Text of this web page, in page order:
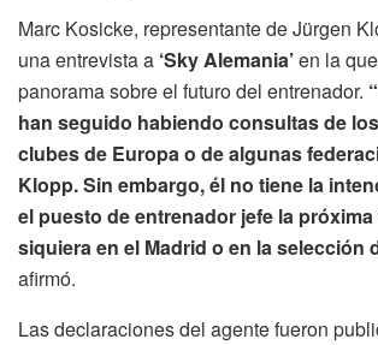
Marc Kosicke, representante de Jürgen
una entrevista a ‘Sky Alemania’en la
panorama sobre el futuro del entrenador.
han seguido habiendo consultas de
clubes de Europa o de algunas
Klopp. Sin embargo, él no tiene la
el puesto de entrenador jefe la
siquiera en el Madrid o en la selección
afirmó.
Las declaraciones del agente fueron